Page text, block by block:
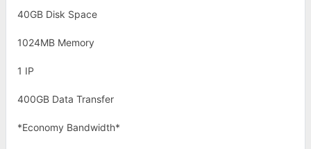
40GB Disk Space
1024MB Memory
1 IP
400GB Data Transfer
*Economy Bandwidth*